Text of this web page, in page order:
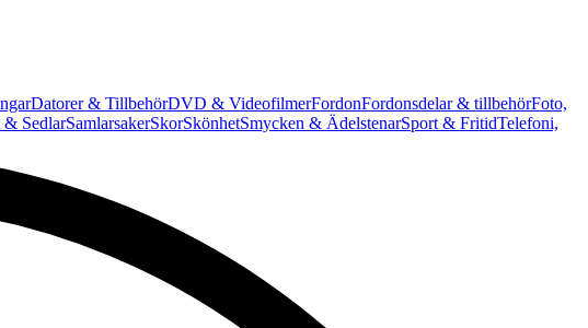
Datorer & TillbehörDVD & VideofilmerFordonFordonsdelar & tillbehörFoto,
SedlarSamlarsakerSkorSkönhetSmycken & ÄdelstenarSport & FritidTelefoni,